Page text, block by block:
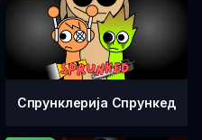
Спрунклерија Спрункед